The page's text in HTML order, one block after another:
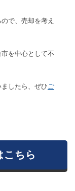
で、売却を考え
市を中心として不
したら、ぜひご
こちら